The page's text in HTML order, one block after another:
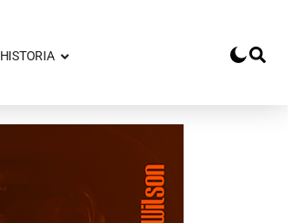
HISTORIA